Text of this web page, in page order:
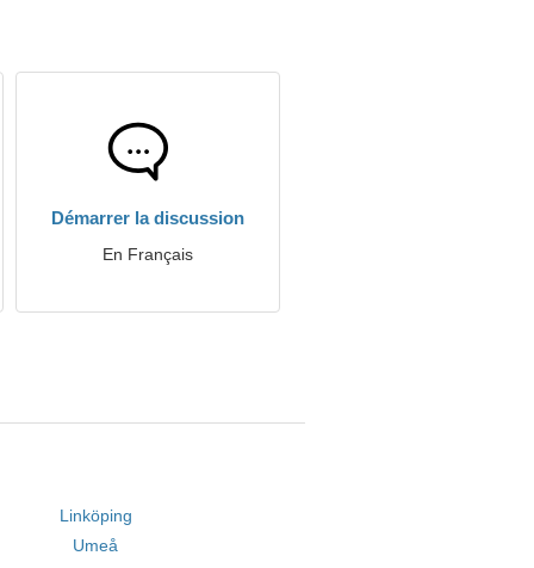
Démarrer la discussion
En Français
Linköping
Umeå